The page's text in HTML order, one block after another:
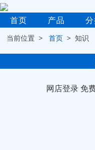
首页 产品
当前位置 >首页 > 知识
网店登录 免